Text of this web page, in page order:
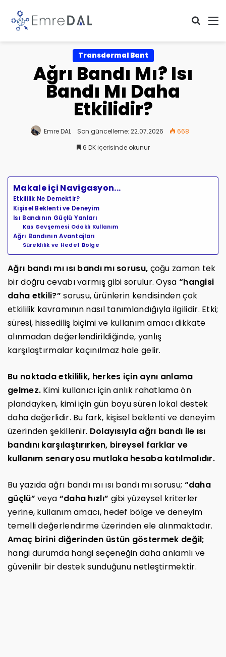
Transdermal Bant
Ağrı Bandı Mı? Isı
Bandı Mı Daha
Etkilidir?
Emre DAL Son güncelleme: 22.07.2026
668
6 DK içerisinde okunur
Makale içi Navigasyon...
Etkililik Ne Demektir?
Kişisel Beklenti ve Deneyim
Isı Bandının Güçlü Yanları
Kas Gevşemesi Odaklı Kullanım
Ağrı Bandının Avantajları
Süreklilik ve Hedef Bölge
Ağrı bandı mı ısı bandı mı sorusu, çoğu zaman tek
bir doğru cevabı varmış gibi sorulur. Oysa “hangisi
daha etkili?” sorusu, ürünlerin kendisinden çok
etkililik kavramının nasıl tanımlandığıyla ilgilidir. Etki;
süresi, hissediliş biçimi ve kullanım amacı dikkate
alınmadan değerlendirildiğinde, yanlış
karşılaştırmalar kaçınılmaz hale gelir.
Bu noktada etkililik, herkes için aynı anlama
gelmez. Kimi kullanıcı için anlık rahatlama ön
plandayken, kimi için gün boyu süren lokal destek
daha değerlidir. Bu fark, kişisel beklenti ve deneyim
üzerinden şekillenir. Dolayısıyla ağrı bandı ile ısı
bandını karşılaştırırken, bireysel farklar ve
kullanım senaryosu mutlaka hesaba katılmalıdır.
Bu yazıda ağrı bandı mı ısı bandı mı sorusu; “daha
güçlü” veya “daha hızlı” gibi yüzeysel kriterler
yerine, kullanım amacı, hedef bölge ve deneyim
temelli değerlendirme üzerinden ele alınmaktadır.
Amaç birini diğerinden üstün göstermek değil;
hangi durumda hangi seçeneğin daha anlamlı ve
güvenilir bir destek sunduğunu netleştirmektir.